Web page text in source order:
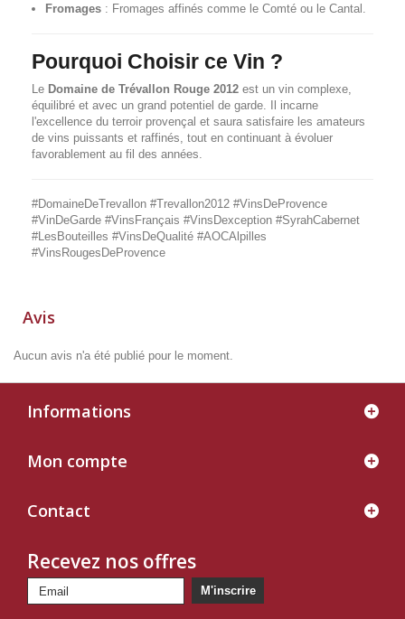
Fromages : Fromages affinés comme le Comté ou le Cantal.
Pourquoi Choisir ce Vin ?
Le Domaine de Trévallon Rouge 2012 est un vin complexe,
équilibré et avec un grand potentiel de garde. Il incarne
l'excellence du terroir provençal et saura satisfaire les amateurs
de vins puissants et raffinés, tout en continuant à évoluer
favorablement au fil des années.
#DomaineDeTrevallon #Trevallon2012 #VinsDeProvence
#VinDeGarde #VinsFrançais #VinsDexception #SyrahCabernet
#LesBouteilles #VinsDeQualité #AOCAlpilles
#VinsRougesDeProvence
Avis
Aucun avis n'a été publié pour le moment.
Informations
Mon compte
Contact
Recevez nos offres
M'inscrire